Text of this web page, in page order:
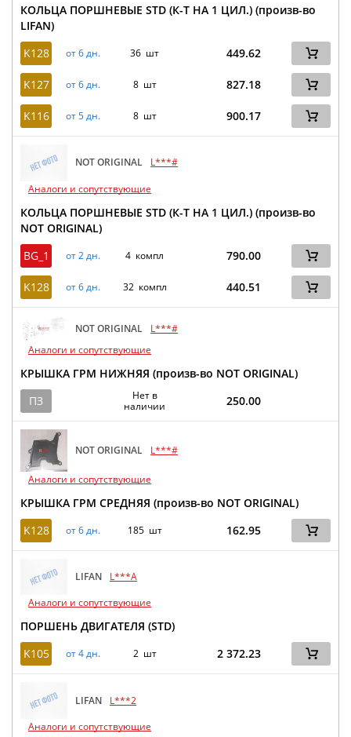
КОЛЬЦА ПОРШНЕВЫЕ STD (К-Т НА 1 ЦИЛ.) (произв-во
LIFAN)
K128
от 6 дн. 36 шт 449.62
K127 от 6 дн. 8 шт 827.18
K116 от 5 дн. 8 шт 900.17
NOT ORIGINAL
L***#
Аналоги и сопутствующие
КОЛЬЦА ПОРШНЕВЫЕ STD (К-Т НА 1 ЦИЛ.) (произв-во
NOT ORIGINAL)
BG_1
от 2 дн. 4 компл 790.00
K128 от 6 дн. 32 компл 440.51
NOT ORIGINAL
L***#
Аналоги и сопутствующие
КРЫШКА ГРМ НИЖНЯЯ (произв-во NOT ORIGINAL)
ПЗ
Нет в
наличии
250.00
NOT ORIGINAL L***#
Аналоги и сопутствующие
КРЫШКА ГРМ СРЕДНЯЯ (произв-во NOT ORIGINAL)
K128
от 6 дн. 185 шт 162.95
LIFAN
L***A
Аналоги и сопутствующие
ПОРШЕНЬ ДВИГАТЕЛЯ (STD)
K105
от 4 дн. 2 шт 2 372.23
LIFAN
L***2
Аналоги и сопутствующие